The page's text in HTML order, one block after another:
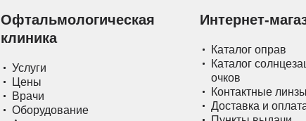
Офтальмологическая
клиника
Услуги
Цены
Врачи
Оборудование
Интернет-
Каталог оправ
Каталог
очков
Контактные линзы
Доставка и